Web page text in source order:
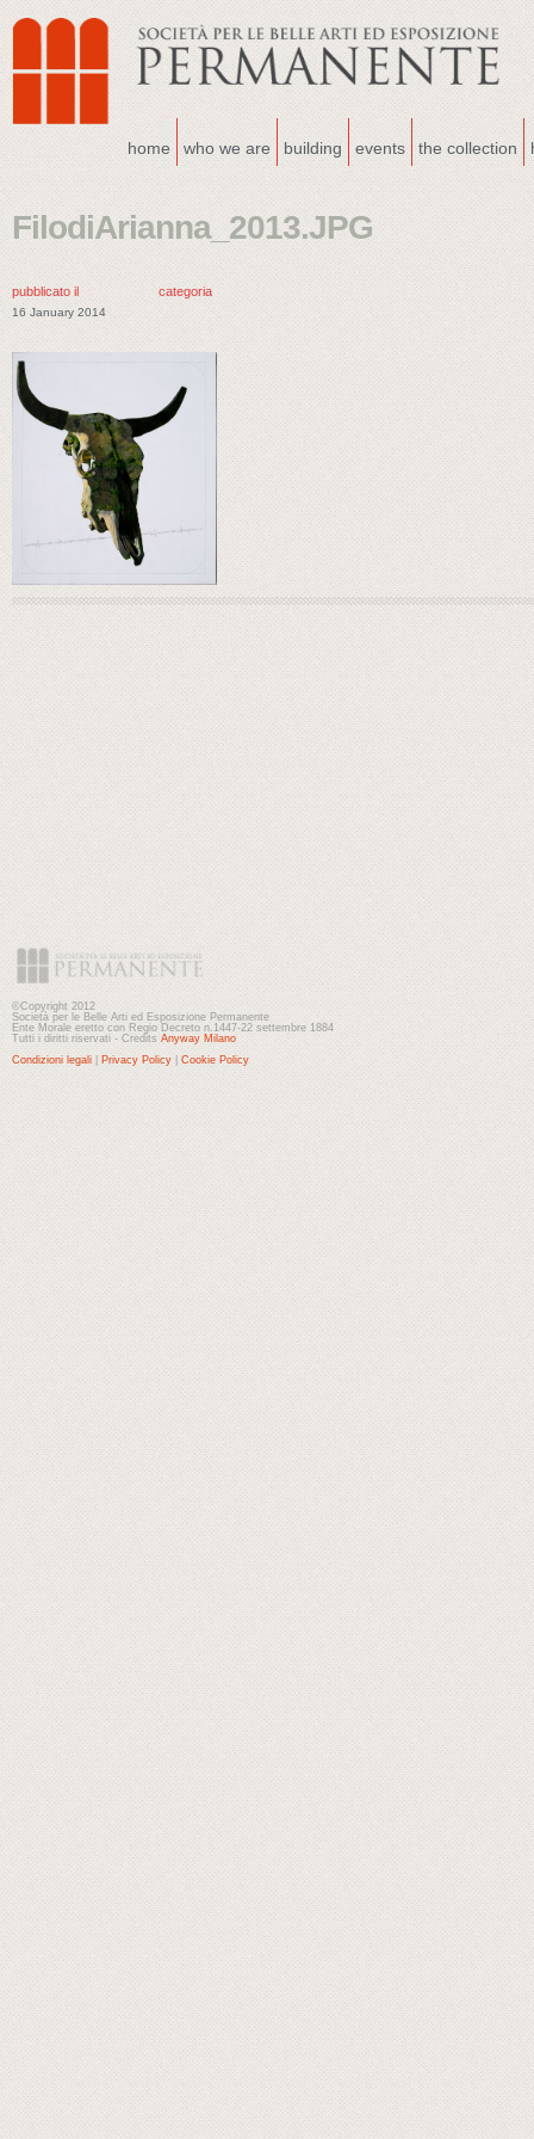
home who we are building events the collection
FilodiArianna_2013.JPG
pubblicato il
16 January 2014
categoria
©Copyright 2012
Società per le Belle Arti ed Esposizione Permanente
Ente Morale eretto con Regio Decreto n.1447-22 settembre 1884
Tutti i diritti riservati - Credits Anyway Milano
Condizioni legali
Privacy Policy Cookie Policy